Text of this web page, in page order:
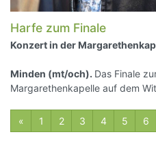
Harfe zum Finale
Konzert in der
Minden (mt/och). Das Finale
Margarethenkapelle auf dem
« vorherige
1 2 3 4 5 6